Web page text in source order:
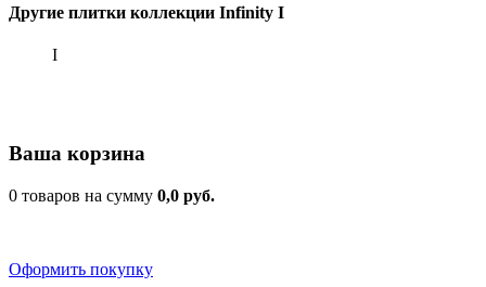
Другие плитки коллекции Infinity I
I
Ваша корзина
0 товаров на сумму 0,0 руб.
Оформить покупку